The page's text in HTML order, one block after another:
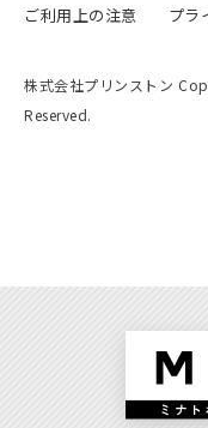
ご利用上の注意
プラ
株式会社プリンストン
Reserved.